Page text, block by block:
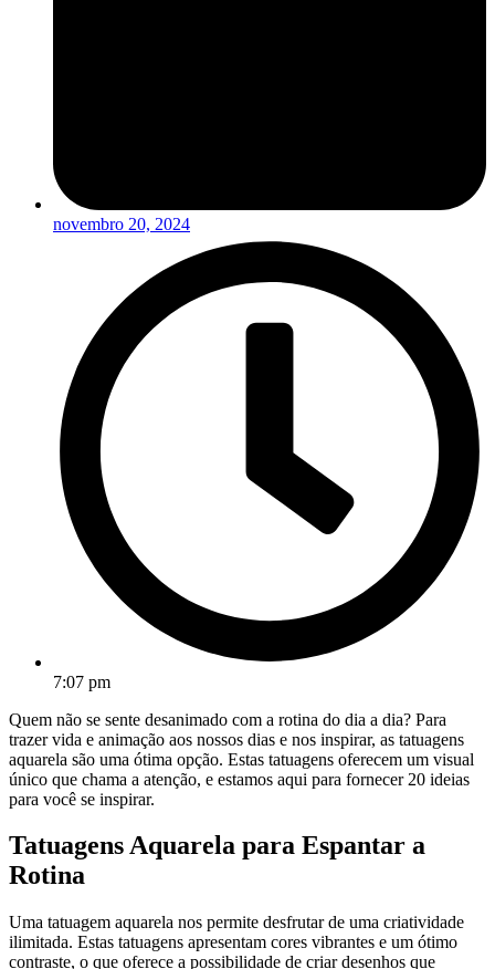
novembro 20, 2024
7:07 pm
Quem não se sente desanimado com a rotina do dia a dia? Para
trazer vida e animação aos nossos dias e nos inspirar, as tatuagens
aquarela são uma ótima opção. Estas tatuagens oferecem um visual
único que chama a atenção, e estamos aqui para fornecer 20 ideias
para você se inspirar.
Tatuagens Aquarela para Espantar a
Rotina
Uma tatuagem aquarela nos permite desfrutar de uma criatividade
ilimitada. Estas tatuagens apresentam cores vibrantes e um ótimo
contraste, o que oferece a possibilidade de criar desenhos que